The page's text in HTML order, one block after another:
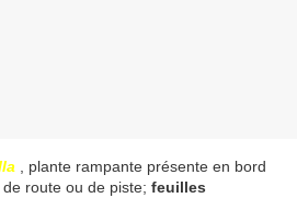
, plante rampante présente en bord
route ou de piste; feuilles